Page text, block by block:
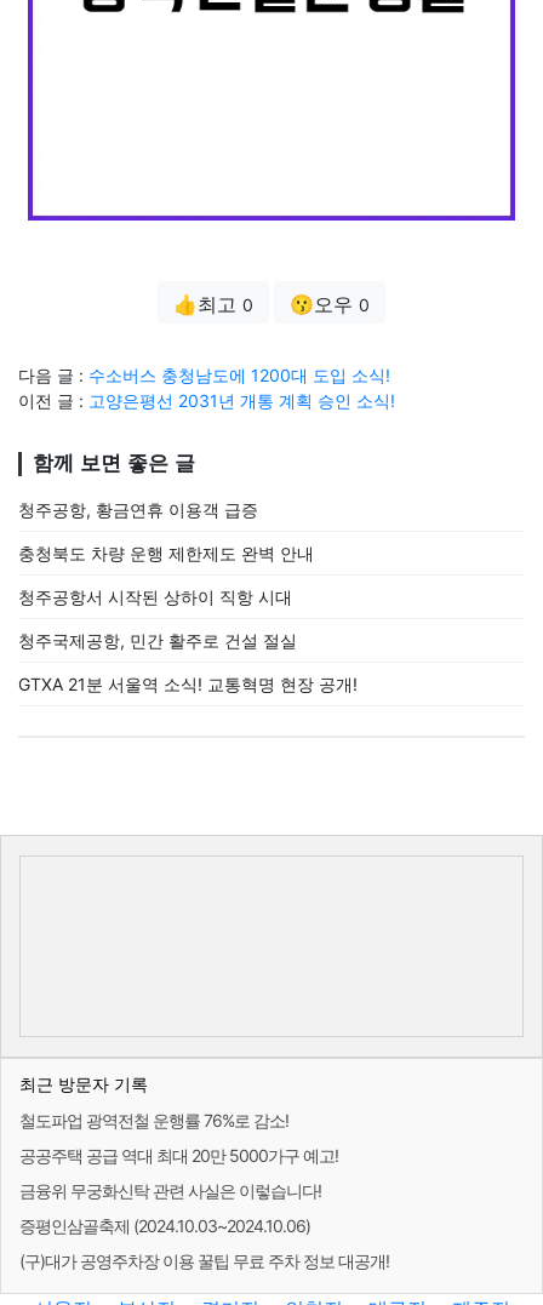
👍최고 0 😗오우 0
다음 글 : 수소버스 충청남도에 1200대 도입 소식!
이전 글 : 고양은평선 2031년 개통 계획 승인 소식!
함께 보면 좋은 글
청주공항, 황금연휴 이용객 급증
충청북도 차량 운행 제한제도 완벽 안내
청주공항서 시작된 상하이 직항 시대
청주국제공항, 민간 활주로 건설 절실
GTXA 21분 서울역 소식! 교통혁명 현장 공개!
최근 방문자 기록
철도파업 광역전철 운행률 76%로 감소!
공공주택 공급 역대 최대 20만 5000가구 예고!
금융위 무궁화신탁 관련 사실은 이렇습니다!
증평인삼골축제 (2024.10.03~2024.10.06)
(구)대가 공영주차장 이용 꿀팁 무료 주차 정보 대공개!